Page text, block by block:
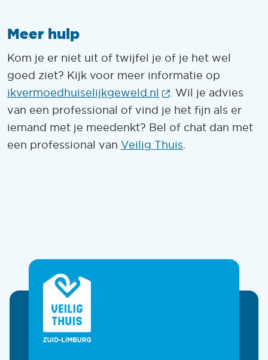
Meer hulp
Kom je er niet uit of twijfel je of je het wel
goed ziet? Kijk voor meer informatie op
ikvermoedhuiselijkgeweld.nl
(Opent in een
. Wil je advies
van een professional of vind je het fijn als er
iemand met je meedenkt? Bel of chat dan met
een professional van Veilig Thuis.